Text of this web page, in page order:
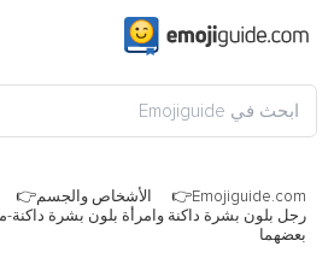
الأشخاص والجسم
عائلة
داكنة وامرأة بلون بشرة داكنة-متوسطة يمسكان